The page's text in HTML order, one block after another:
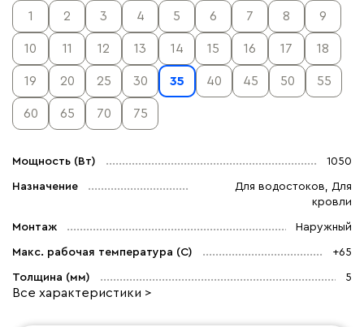
1 2 3 4 5 6 7 8 9
10 11 12 13 14 15 16 17 18
19 20 25 30 35 40 45 50 55
60 65 70 75
Мощность (Вт) 1050
Назначение
Для водостоков, Для
кровли
Монтаж Наружный
Макс. рабочая температура (C) +65
Толщина (мм) 5
Все характеристики >